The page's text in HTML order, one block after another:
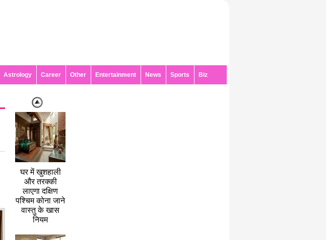
Astrology Career Other Entertainment News Sports Biz
घर में खुशहाली
और तरक्की
लाएगा दक्षिण
पश्चिम कोना जाने
वास्तु के खास
नियम